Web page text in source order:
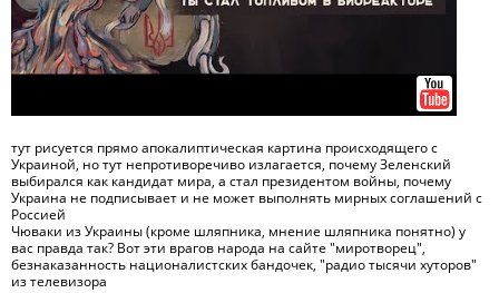
тут рисуется прямо апокалиптическая картина происходящего с
Украиной, но тут непротиворечиво излагается, почему Зеленский
выбирался как кандидат мира, а стал президентом войны, почему
Украина не подписывает и не может выполнять мирных соглашений с
Россией
Чюваки из Украины (кроме шляпника, мнение шляпника понятно) у
вас правда так? Вот эти врагов народа на сайте "миротворец",
безнаказанность националистских бандочек, "радио тысячи хуторов"
из телевизора